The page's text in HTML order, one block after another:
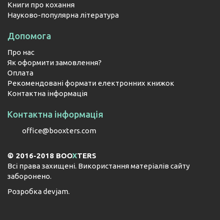
Книги про кохання
Науково-популярна література
Допомога
Про нас
Як оформити замовлення?
Оплата
Рекомендовані формати електронних книжок
Контактна інформація
Контактна інформація
office@booxters.com
© 2016-2018 BOOXTERS
Всі права захищені. Використання матеріалів сайту
заборонено.
Розробкаdevjam.